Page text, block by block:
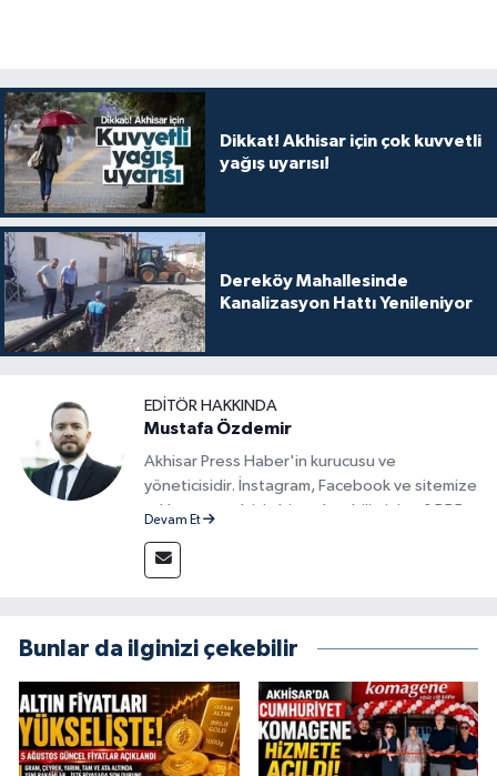
Dikkat! Akhisar için çok kuvvetli
yağış uyarısı!
Dereköy Mahallesinde
Kanalizasyon Hattı Yenileniyor
EDITÖR HAKKINDA
Mustafa Özdemir
Akhisar Press Haber'in kurucusu ve
yöneticisidir. İnstagram, Facebook ve sitemize
reklam vermek için bize ulaşabilirsiniz - 0555
Devam Et
Bunlar da ilginizi çekebilir